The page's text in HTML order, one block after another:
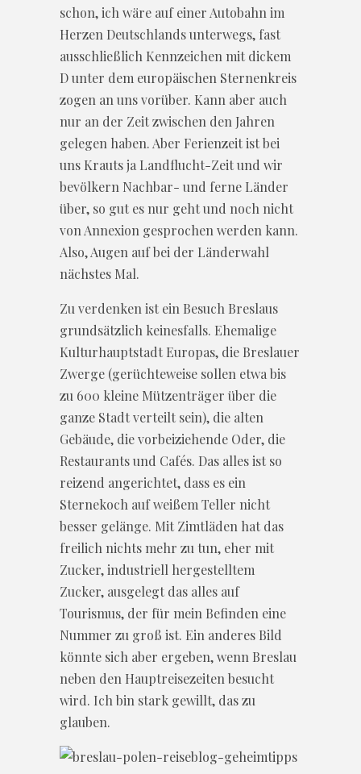
schon, ich wäre auf einer Autobahn im
Herzen Deutschlands unterwegs, fast
ausschließlich Kennzeichen mit dickem
D unter dem europäischen Sternenkreis
zogen an uns vorüber. Kann aber auch
nur an der Zeit zwischen den Jahren
gelegen haben. Aber Ferienzeit ist bei
uns Krauts ja Landflucht-Zeit und wir
bevölkern Nachbar- und ferne Länder
über, so gut es nur geht und noch nicht
von Annexion gesprochen werden kann.
Also, Augen auf bei der Länderwahl
nächstes Mal.
Zu verdenken ist ein Besuch Breslaus
grundsätzlich keinesfalls. Ehemalige
Kulturhauptstadt Europas, die Breslauer
Zwerge (gerüchteweise sollen etwa bis
zu 600 kleine Mützenträger über die
ganze Stadt verteilt sein), die alten
Gebäude, die vorbeiziehende Oder, die
Restaurants und Cafés. Das alles ist so
reizend angerichtet, dass es ein
Sternekoch auf weißem Teller nicht
besser gelänge. Mit Zimtläden hat das
freilich nichts mehr zu tun, eher mit
Zucker, industriell hergestelltem
Zucker, ausgelegt das alles auf
Tourismus, der für mein Befinden eine
Nummer zu groß ist. Ein anderes Bild
könnte sich aber ergeben, wenn Breslau
neben den Hauptreisezeiten besucht
wird. Ich bin stark gewillt, das zu
glauben.